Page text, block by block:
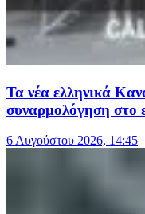
Τα νέα ελληνικά
συναρμολόγηση στο
6 Αυγούστου 2026, 14:45